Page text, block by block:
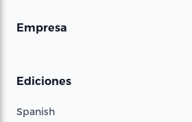
Empresa
Ediciones
Spanish